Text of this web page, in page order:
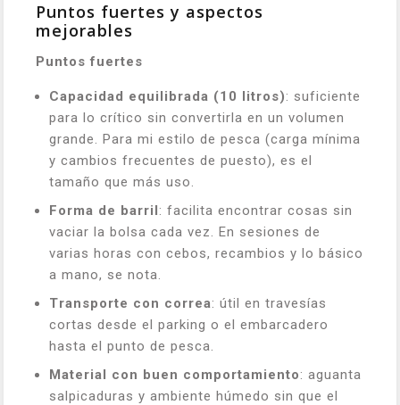
Puntos fuertes y aspectos
mejorables
Puntos fuertes
Capacidad equilibrada (10 litros): suficiente
para lo crítico sin convertirla en un volumen
grande. Para mi estilo de pesca (carga mínima
y cambios frecuentes de puesto), es el
tamaño que más uso.
Forma de barril: facilita encontrar cosas sin
vaciar la bolsa cada vez. En sesiones de
varias horas con cebos, recambios y lo básico
a mano, se nota.
Transporte con correa: útil en travesías
cortas desde el parking o el embarcadero
hasta el punto de pesca.
Material con buen comportamiento: aguanta
salpicaduras y ambiente húmedo sin que el